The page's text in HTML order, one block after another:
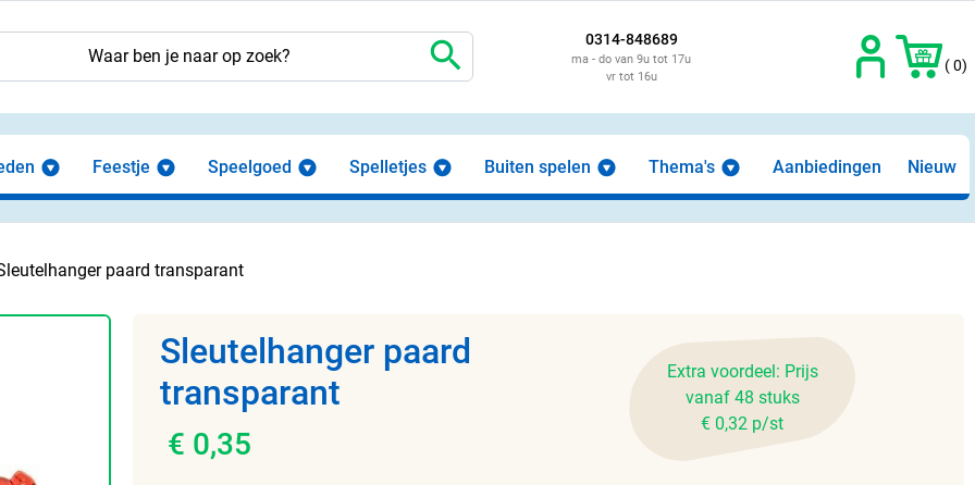
search 0314-848689
ma - do van 9u tot 17u
vr tot 16u
( 0)
Feestje Speelgoed Spelletjes Buiten spelen Thema's Aanbiedingen Nieuw
paard transparant
Sleutelhanger paard
transparant
€ 0,35
Extra voordeel: Prijs
vanaf 48 stuks
€ 0,32 p/st